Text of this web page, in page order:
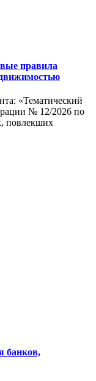
правила
«Тематический
№ 12/2026 по
повлекших
банков,